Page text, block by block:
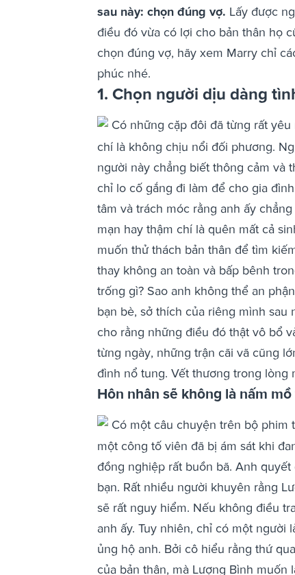
sau này: chọn đúng vợ. Lấy được
điều đó vừa có lợi cho bản thân họ
chọn đúng vợ, hãy xem Marry chỉ
phúc nhé.
1. Chọn người dịu dàng
Có những cặp đôi đã từng rất
chí là không chịu nổi đối phương.
người này chẳng biết thông cảm và
chỉ lo cố gắng đi làm để cho gia
tâm và trách móc rằng anh ấy
mạn hay thậm chí là quên mất cả
muốn thử thách bản thân để tìm
thay không an toàn và bấp bênh
trống gì? Sao anh không thể an
bạn bè, sở thích của riêng mình
cho rằng những điều đó thật vô bổ
từng ngày, những trận cãi vã cũng
đình nổ tung. Vết thương trong lòng
Hôn nhân sẽ không là nấm
Có một câu chuyện trên bộ phim
một công tố viên đã bị ám sát khi
đồng nghiệp rất buồn bã. Anh
bạn. Rất nhiều người khuyên rằng
sẽ rất nguy hiểm. Nếu không điều
anh ấy. Tuy nhiên, chỉ có một người
ủng hộ anh. Bởi cô hiểu rằng thứ
của bản thân, mà Lượng Bình muốn